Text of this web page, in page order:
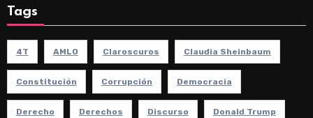
Tags
4T AMLO Claroscuros Claudia Sheinbaum
Constitución Corrupción Democracia
Derecho Derechos Discurso Donald Trump